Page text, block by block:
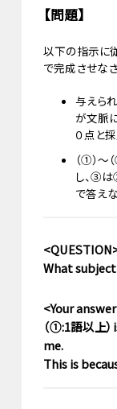
【問題】
以下の指示に
で完成させなさ
与えら
が文脈
０点と採
（①）
し、③
で答え
What
<Your
（①:1語以上
me.
This is